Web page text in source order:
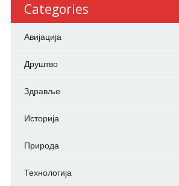
Categories
Авијација
Друштво
Здравље
Историја
Природа
Технологија